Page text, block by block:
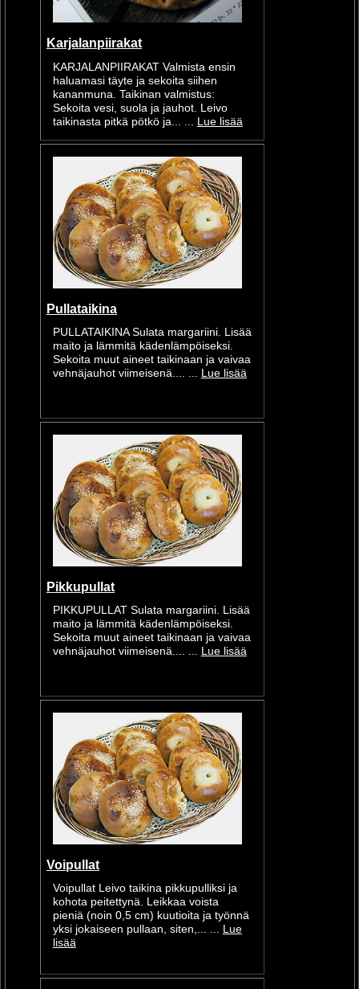
Karjalanpiirakat
KARJALANPIIRAKAT Valmista ensin
haluamasi täyte ja sekoita siihen
kananmuna. Taikinan valmistus:
Sekoita vesi, suola ja jauhot. Leivo
taikinasta pitkä pötkö ja... ... Lue lisää
Pullataikina
PULLATAIKINA Sulata margariini. Lisää
maito ja lämmitä kädenlämpöiseksi.
Sekoita muut aineet taikinaan ja vaivaa
vehnäjauhot viimeisenä.... ... Lue lisää
Pikkupullat
PIKKUPULLAT Sulata margariini. Lisää
maito ja lämmitä kädenlämpöiseksi.
Sekoita muut aineet taikinaan ja vaivaa
vehnäjauhot viimeisenä.... ... Lue lisää
Voipullat
Voipullat Leivo taikina pikkupulliksi ja
kohota peitettynä. Leikkaa voista
pieniä (noin 0,5 cm) kuutioita ja työnnä
yksi jokaiseen pullaan, siten,... ... Lue
lisää